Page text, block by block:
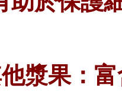
漿果：